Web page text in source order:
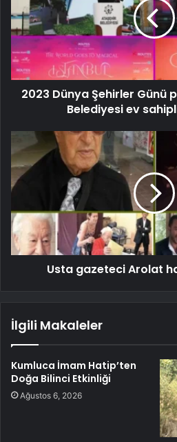
2023 Dünya Şehirler Günü
Belediyesi ev
Usta gazeteci Arolat
İlgili Makaleler
Kumluca İmam Hatip’ten
Doğa Bilinci Etkinliği
Ağustos 6, 2026